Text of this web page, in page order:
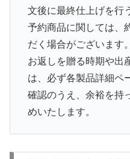
文後に最終仕上げを行
予約商品に関しては、
だく場合がございます。
お返しを贈る時期や出
は、必ず各製品詳細ペ
確認のうえ、余裕を持
めいたします。